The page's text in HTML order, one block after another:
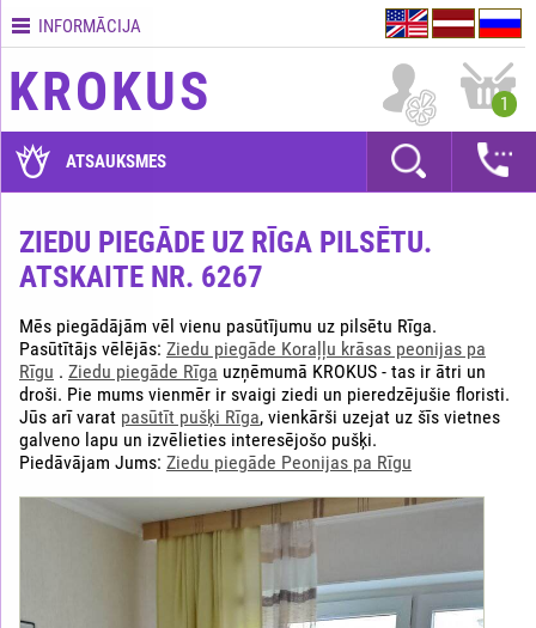
Kontakti
Piegādes
GARANTIJAS
apmaksāt?
Kā
pasūtījumu?
INFORMĀCIJA
KROKUS 1
ATSAUKSMES
ZIEDU PIEGĀDE UZ RĪGA PILSĒTU.
ATSKAITE NR. 6267
Mēs piegādājām vēl vienu pasūtījumu uz pilsētu Rīga.
Pasūtītājs vēlējās: Ziedu piegāde Koraļļu krāsas peonijas pa
Rīgu . Ziedu piegāde Rīga uzņēmumā KROKUS - tas ir ātri un
droši. Pie mums vienmēr ir svaigi ziedi un pieredzējušie floristi.
Jūs arī varat pasūtīt pušķi Rīga, vienkārši uzejat uz šīs vietnes
galveno lapu un izvēlieties interesējošo pušķi.
Piedāvājam Jums: Ziedu piegāde Peonijas pa Rīgu